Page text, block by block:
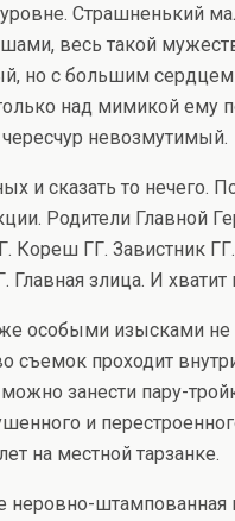
Страшненький
весь такой
но с большим
над мимикой ему
невозмутимый.
и сказать то нечего.
Родители Главной
Кореш ГГ. Завистник
Главная злица. И хватит
особыми изысками не
съемок проходит
занести пару-
и
на местной тарзанке.
неровно-штампованная